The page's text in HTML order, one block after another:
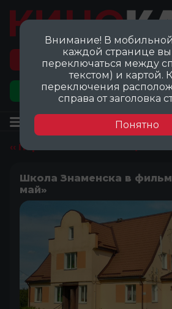
Перейти на карту
Добавить
‹‹ Перейти ко всем локациям
Школа Знаменска в
май»
Внимание! В
каждой странице
переключаться между
текстом) и картой.
переключения
справа от заголовка
Понятно